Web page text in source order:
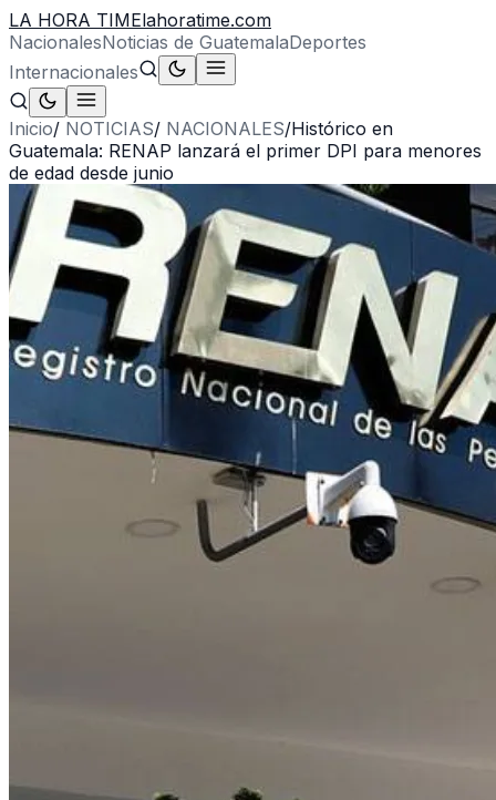
LA HORA TIMElahoratime.com
NacionalesNoticias de GuatemalaDeportes
Internacionales
Inicio/ NOTICIAS/ NACIONALES/Histórico en
Guatemala: RENAP lanzará el primer DPI para menores
de edad desde junio